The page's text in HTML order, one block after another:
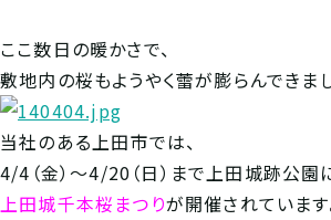
ここ数日の暖かさで、
敷地内の桜もようやく蕾が膨らんできまし
当社のある上田市では、
4/4（金）～4/20（日）まで上田城跡公園
上田城千本桜まつりが開催されています